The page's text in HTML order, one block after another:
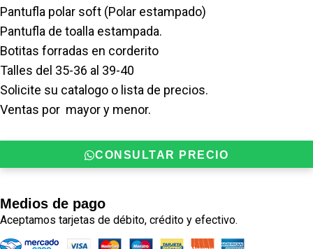
Pantufla polar soft (Polar estampado)
Pantufla de toalla estampada.
Botitas forradas en corderito
Talles del 35-36 al 39-40
Solicite su catalogo o lista de precios.
Ventas por mayor y menor.
CONSULTAR PRECIO
Medios de pago
Aceptamos tarjetas de débito, crédito y efectivo.